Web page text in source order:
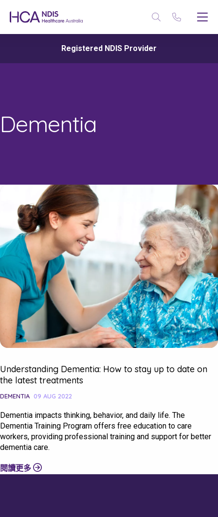
Registered NDIS Provider
Dementia
Understanding Dementia: How to stay up to date on
the latest treatments
DEMENTIA 09 AUG 2022
Dementia impacts thinking, behavior, and daily life. The
Dementia Training Program offers free education to care
workers, providing professional training and support for better
dementia care.
閱讀更多